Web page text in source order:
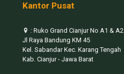
Kantor Pusat
: Ruko Grand Cianjur No A1 & A2
Jl Raya Bandung KM 45
Kel. Sabandar Kec. Karang Tengah
Kab. Cianjur - Jawa Barat